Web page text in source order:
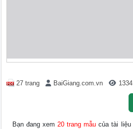
27 trang BaiGiang.com.vn 1334
Bạn đang xem20 trang mẫu của tài liệu